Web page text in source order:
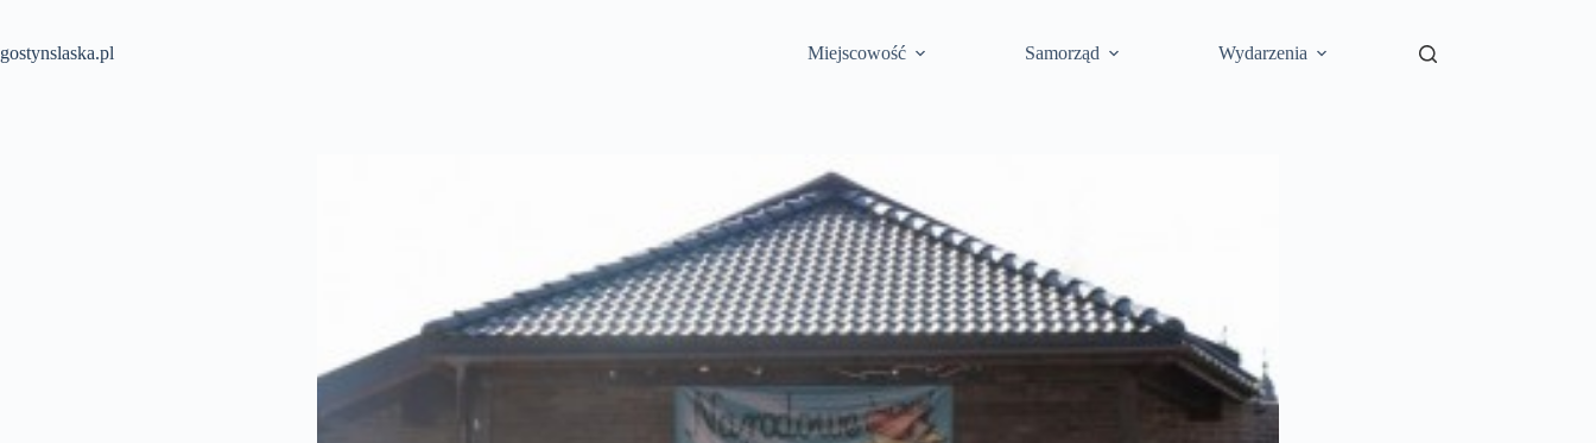
treści
gostynslaska.pl Miejscowość Samorząd Wydarzenia